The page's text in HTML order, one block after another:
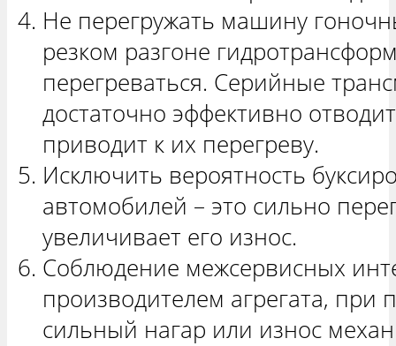
Не перегружать машину
резком разгоне
перегреваться. Серийные
достаточно эффективно
приводит к их перегреву.
Исключить вероятность
автомобилей – это сильно
увеличивает его износ.
Соблюдение межсервисных
производителем агрегата, при
сильный нагар или износ